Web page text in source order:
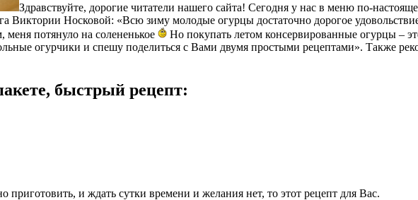
Здравствуйте, дорогие читатели нашего сайта! Сегодня у нас в меню по-
Виктории Носковой: «Всю зиму молодые огурцы достаточно дорогое
потянуло на солененькое
Но покупать летом консервированные огурцы –
огурчики и спешу поделиться с Вами двумя простыми рецептами». Также
быстрый рецепт:
и ждать сутки времени и желания нет, то этот рецепт для Вас.